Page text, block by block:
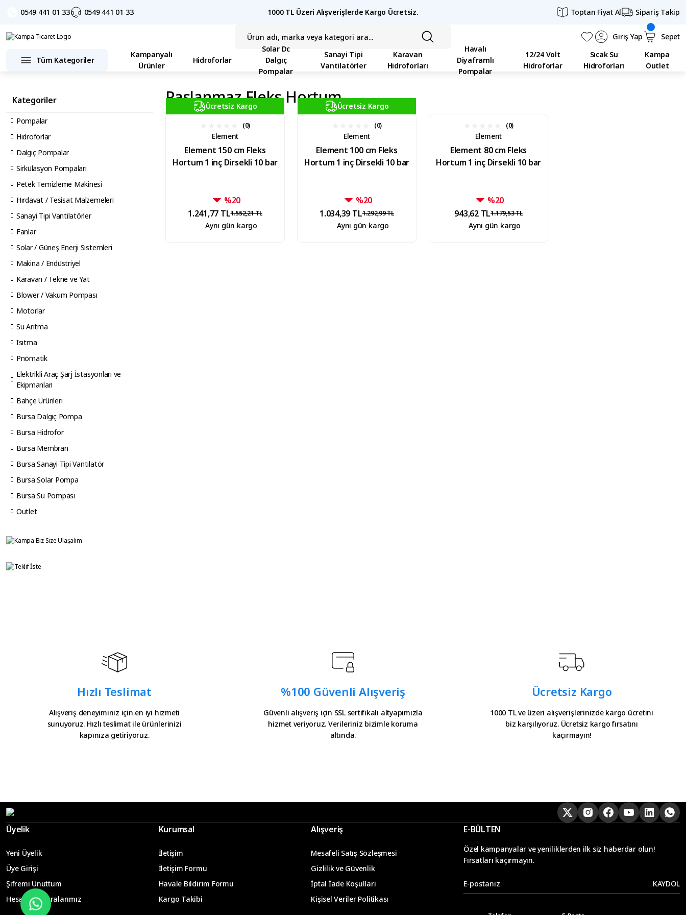
0549 441 01 33 0549 441 01 33 1000 TL Üzeri Alışverişlerde Kargo Ücretsiz. Toptan Fiyat Al Sipariş Takip
Giriş Yap Sepet
Tüm Kategoriler
Kampanyalı
Ürünler
Hidroforlar
Solar Dc
Dalgıç
Pompalar
Sanayi Tipi
Vantilatörler
Karavan
Hidroforları
Havalı
Diyaframlı
Pompalar
12/24 Volt
Hidroforlar
Sıcak Su
Hidroforları
Kampa
Outlet
Kategoriler
Pompalar
Hidroforlar
Dalgıç Pompalar
Sirkülasyon Pompaları
Petek Temizleme Makinesi
Hırdavat / Tesisat Malzemeleri
Sanayi Tipi Vantilatörler
Fanlar
Solar / Güneş Enerji Sistemleri
Makina / Endüstriyel
Karavan / Tekne ve Yat
Blower / Vakum Pompası
Motorlar
Su Arıtma
Isıtma
Pnömatik
Elektrikli Araç Şarj İstasyonları ve
Ekipmanları
Bahçe Ürünleri
Bursa Dalgıç Pompa
Bursa Hidrofor
Bursa Membran
Bursa Sanayi Tipi Vantilatör
Bursa Solar Pompa
Bursa Su Pompası
Outlet
Paslanmaz Fleks Hortum
Ücretsiz Kargo
(0)
Element
Element 150 cm Fleks
Hortum 1 inç Dirsekli 10 bar
%20
1.241,77 TL1.552,21 TL
Aynı gün kargo
Ücretsiz Kargo
(0)
Element
Element 100 cm Fleks
Hortum 1 inç Dirsekli 10 bar
%20
1.034,39 TL1.292,99 TL
Aynı gün kargo
(0)
Element
Element 80 cm Fleks
Hortum 1 inç Dirsekli 10 bar
%20
943,62 TL1.179,53 TL
Aynı gün kargo
Hızlı Teslimat
Alışveriş deneyiminiz için en iyi hizmeti
sunuyoruz. Hızlı teslimat ile ürünlerinizi
kapınıza getiriyoruz.
%100 Güvenli Alışveriş
Güvenli alışveriş için SSL sertifikalı altyapımızla
hizmet veriyoruz. Verileriniz bizimle koruma
altında.
Ücretsiz Kargo
1000 TL ve üzeri alışverişlerinizde kargo ücretini
biz karşılıyoruz. Ücretsiz kargo fırsatını
kaçırmayın!
Üyelik
Yeni Üyelik
Üye Girişi
Şifremi Unuttum
Hesap Numaralarımız
Kurumsal
İletişim
İletişim Formu
Havale Bildirim Formu
Kargo Takibi
Alışveriş
Mesafeli Satış Sözleşmesi
Gizlilik ve Güvenlik
İptal İade Koşullari
Kişisel Veriler Politikası
E-BÜLTEN
Özel kampanyalar ve yeniliklerden ilk siz haberdar olun!
Fırsatları kaçırmayın.
KAYDOL